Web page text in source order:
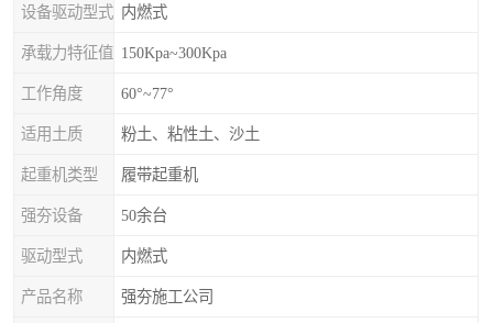
设备驱动型式 内燃式
承载力特征值 150Kpa~300Kpa
工作角度 60°~77°
适用土质 粉土、粘性土、沙土
起重机类型 履带起重机
强夯设备 50余台
驱动型式 内燃式
产品名称 强夯施工公司